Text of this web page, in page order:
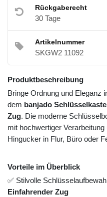
Rückgaberecht
30 Tage
Artikelnummer
SKGW2 11092
Produktbeschreibung
Bringe Ordnung und Eleganz
dem banjado
Zug. Die moderne
mit hochwertiger
Hingucker in Flur, Büro oder
Vorteile im Überblick
✅ Stilvolle
Einfahrender Zug